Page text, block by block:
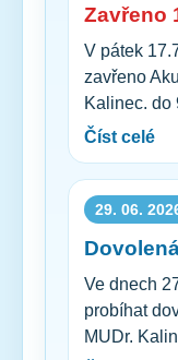
Zavřeno
V pátek
zavřeno
Kalinec.
Číst celé
29. 06.
Ve dnech
probíhat
MUDr.